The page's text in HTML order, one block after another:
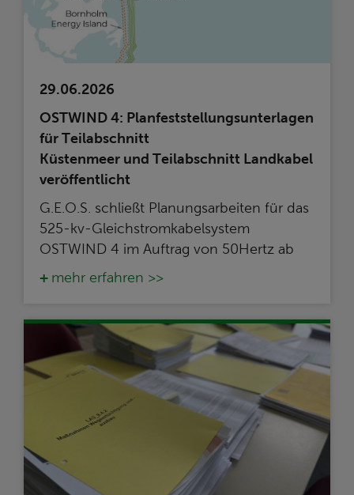
29.06.2026
OSTWIND 4: Planfeststellungsunterlagen
für Teilabschnitt
Küstenmeer und Teilabschnitt Landkabel
veröffentlicht
G.E.O.S. schließt Planungsarbeiten für das
525-kv-Gleichstromkabelsystem
OSTWIND 4 im Auftrag von 50Hertz ab
mehr erfahren >>